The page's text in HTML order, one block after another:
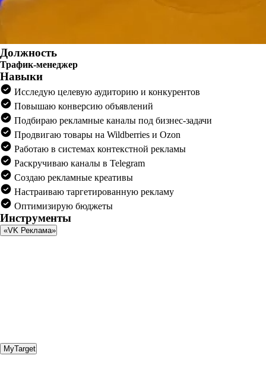
Должность
Трафик-менеджер
Навыки
Исследую целевую аудиторию и конкурентов
Повышаю конверсию объявлений
Подбираю рекламные каналы под бизнес-задачи
Продвигаю товары на Wildberries и Ozon
Работаю в системах контекстной рекламы
Раскручиваю каналы в Telegram
Создаю рекламные креативы
Настраиваю таргетированную рекламу
Оптимизирую бюджеты
Инструменты
«VK Реклама»
MyTarget